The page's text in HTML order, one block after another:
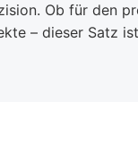
Ob für den
– dieser Satz